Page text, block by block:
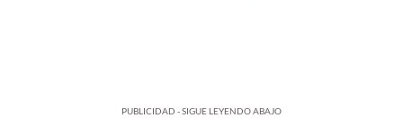
PUBLICIDAD - SIGUE LEYENDO ABAJO